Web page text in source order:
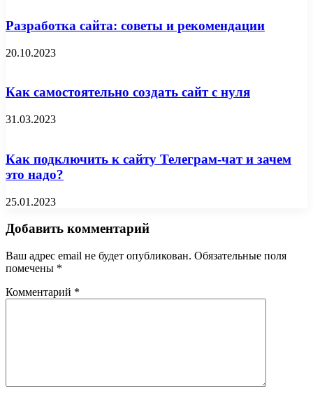
Разработка сайта: советы и рекомендации
20.10.2023
Как самостоятельно создать сайт с нуля
31.03.2023
Как подключить к сайту Телеграм-чат и зачем
это надо?
25.01.2023
Добавить комментарий
Ваш адрес email не будет опубликован. Обязательные поля
помечены *
Комментарий *